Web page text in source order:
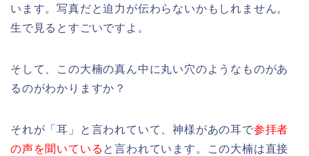
います。写真だと迫力が伝わらないかもしれません。
生で見るとすごいですよ。
そして、この大楠の真ん中に丸い穴のようなものがあ
るのがわかりますか？
それが「耳」と言われていて、神様があの耳で参拝者
の声を聞いている と言われています。この大楠は直接